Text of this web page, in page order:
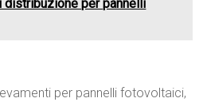
per pannelli
per pannelli fotovoltaici,